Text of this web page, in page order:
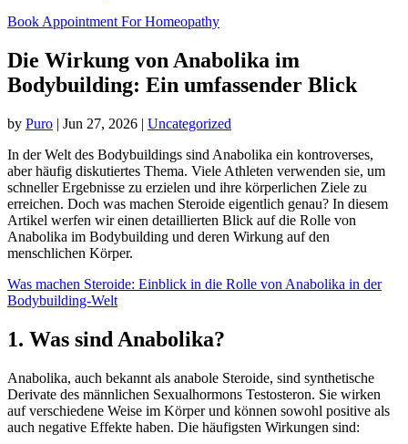
Book Appointment For Homeopathy
Die Wirkung von Anabolika im
Bodybuilding: Ein umfassender Blick
by Puro | Jun 27, 2026 | Uncategorized
In der Welt des Bodybuildings sind Anabolika ein kontroverses,
aber häufig diskutiertes Thema. Viele Athleten verwenden sie, um
schneller Ergebnisse zu erzielen und ihre körperlichen Ziele zu
erreichen. Doch was machen Steroide eigentlich genau? In diesem
Artikel werfen wir einen detaillierten Blick auf die Rolle von
Anabolika im Bodybuilding und deren Wirkung auf den
menschlichen Körper.
Was machen Steroide: Einblick in die Rolle von Anabolika in der
Bodybuilding-Welt
1. Was sind Anabolika?
Anabolika, auch bekannt als anabole Steroide, sind synthetische
Derivate des männlichen Sexualhormons Testosteron. Sie wirken
auf verschiedene Weise im Körper und können sowohl positive als
auch negative Effekte haben. Die häufigsten Wirkungen sind: